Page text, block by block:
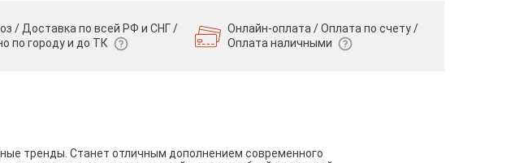
/ Доставка по всей РФ и СНГ /
по городу и до ТК
Онлайн-оплата / Оплата по счету /
Оплата наличными
тренды. Станет отличным дополнением современного